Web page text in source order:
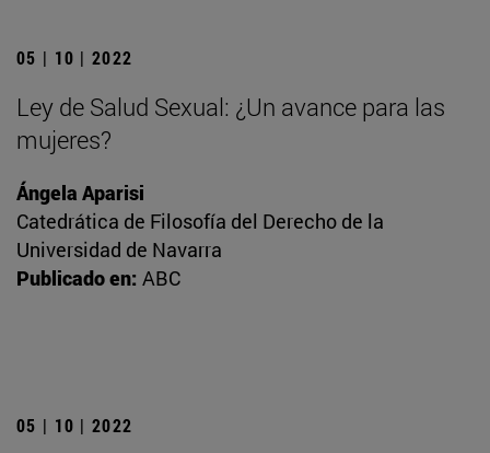
05 | 10 | 2022
Ley de Salud Sexual: ¿Un avance para las
mujeres?
Ángela Aparisi
Catedrática de Filosofía del Derecho de la
Universidad de Navarra
Publicado en: ABC
05 | 10 | 2022